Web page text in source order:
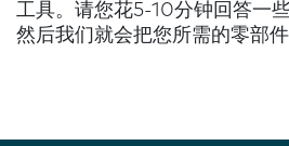
工具。请您花5-10分钟回答一
然后我们就会把您所需的零部件